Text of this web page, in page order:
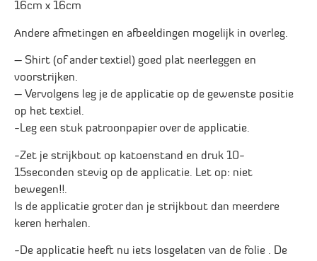
16cm x 16cm
Andere afmetingen en afbeeldingen mogelijk in overleg.
– Shirt (of ander textiel) goed plat neerleggen en
voorstrijken.
– Vervolgens leg je de applicatie op de gewenste positie
op het textiel.
-Leg een stuk patroonpapier over de applicatie.
-Zet je strijkbout op katoenstand en druk 10-
15seconden stevig op de applicatie. Let op: niet
bewegen!!.
Is de applicatie groter dan je strijkbout dan meerdere
keren herhalen.
-De applicatie heeft nu iets losgelaten van de folie . De